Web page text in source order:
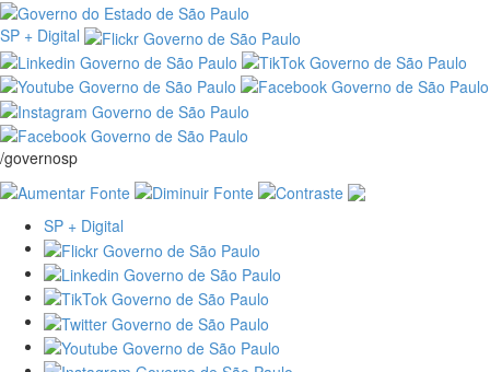
SP + Digital
/governosp
SP + Digital